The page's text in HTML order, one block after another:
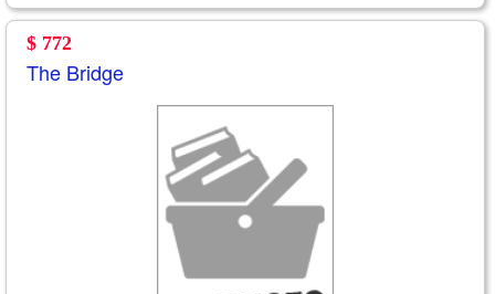
$ 772
The Bridge